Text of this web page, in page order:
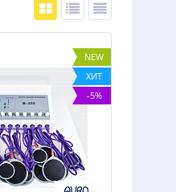
NEW
ХИТ
-5%